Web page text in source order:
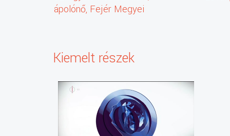
ápolónő, Fejér Megyei
Kiemelt részek